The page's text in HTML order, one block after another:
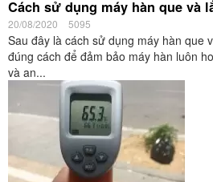
Cách sử dụng máy hàn que và
20/08/2020 5095
Sau đây là cách sử dụng máy hàn que
đúng cách để đảm bảo máy hàn luôn
và an...